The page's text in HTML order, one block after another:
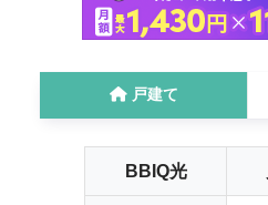
戸建て
BBIQ光